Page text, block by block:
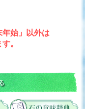
始」以外は
。